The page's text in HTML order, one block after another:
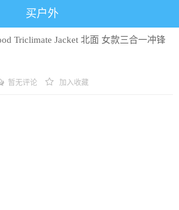
买户外
Triclimate Jacket 北面 女款三合一冲锋
暂无评论 加入收藏